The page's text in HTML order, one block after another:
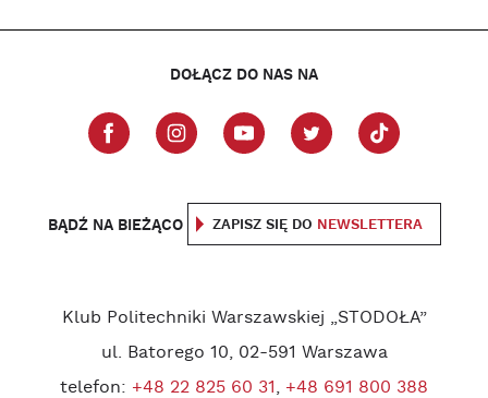
DOŁĄCZ DO NAS NA
BĄDŹ NA BIEŻĄCO ZAPISZ SIĘ DO NEWSLETTERA
Klub Politechniki Warszawskiej „STODOŁA”
ul. Batorego 10, 02-591 Warszawa
telefon: +48 22 825 60 31, +48 691 800 388